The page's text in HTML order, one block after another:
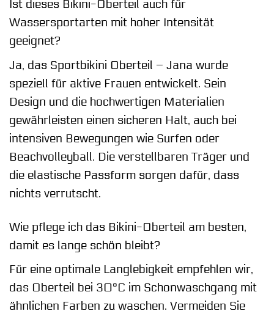
Ist dieses Bikini-Oberteil auch für
Wassersportarten mit hoher Intensität
geeignet?
Ja, das Sportbikini Oberteil – Jana wurde
speziell für aktive Frauen entwickelt. Sein
Design und die hochwertigen Materialien
gewährleisten einen sicheren Halt, auch bei
intensiven Bewegungen wie Surfen oder
Beachvolleyball. Die verstellbaren Träger und
die elastische Passform sorgen dafür, dass
nichts verrutscht.
Wie pflege ich das Bikini-Oberteil am besten,
damit es lange schön bleibt?
Für eine optimale Langlebigkeit empfehlen wir,
das Oberteil bei 30°C im Schonwaschgang mit
ähnlichen Farben zu waschen. Vermeiden Sie